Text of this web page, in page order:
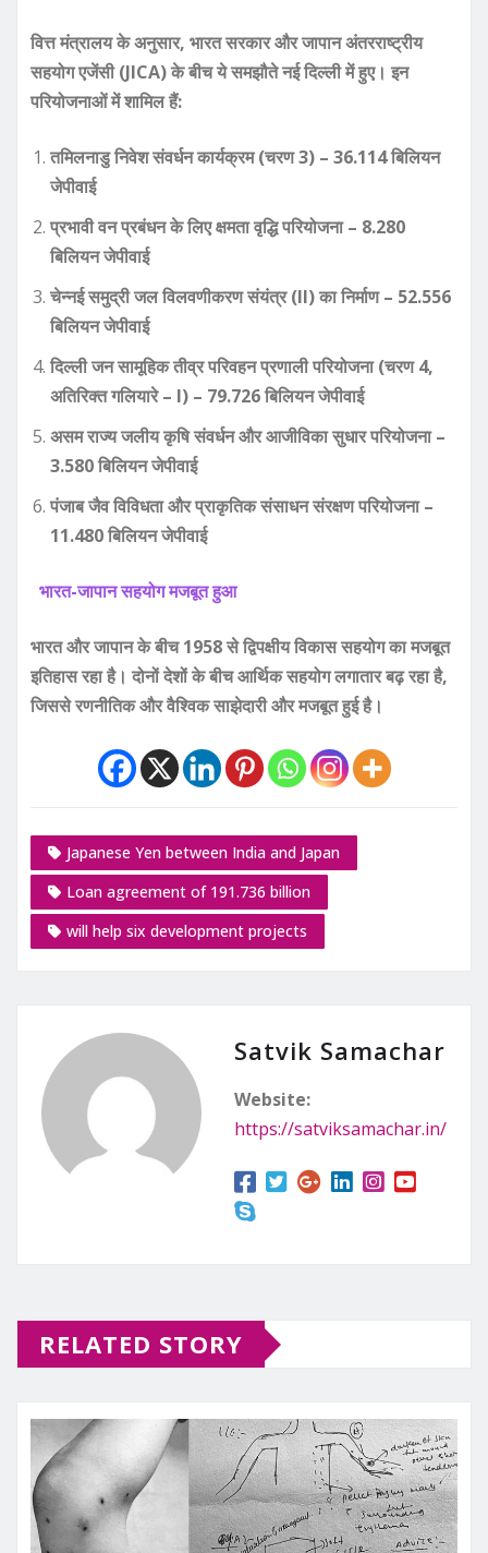
वित्त मंत्रालय के अनुसार, भारत सरकार और जापान अंतरराष्ट्रीय
सहयोग एजेंसी (JICA) के बीच ये समझौते नई दिल्ली में हुए। इन
परियोजनाओं में शामिल हैं:
तमिलनाडु निवेश संवर्धन कार्यक्रम (चरण 3) – 36.114 बिलियन
जेपीवाई
प्रभावी वन प्रबंधन के लिए क्षमता वृद्धि परियोजना – 8.280
बिलियन जेपीवाई
चेन्नई समुद्री जल विलवणीकरण संयंत्र (II) का निर्माण – 52.556
बिलियन जेपीवाई
दिल्ली जन सामूहिक तीव्र परिवहन प्रणाली परियोजना (चरण 4,
अतिरिक्त गलियारे – I) – 79.726 बिलियन जेपीवाई
असम राज्य जलीय कृषि संवर्धन और आजीविका सुधार परियोजना –
3.580 बिलियन जेपीवाई
पंजाब जैव विविधता और प्राकृतिक संसाधन संरक्षण परियोजना –
11.480 बिलियन जेपीवाई
भारत-जापान सहयोग मजबूत हुआ
भारत और जापान के बीच 1958 से द्विपक्षीय विकास सहयोग का मजबूत
इतिहास रहा है। दोनों देशों के बीच आर्थिक सहयोग लगातार बढ़ रहा है,
जिससे रणनीतिक और वैश्विक साझेदारी और मजबूत हुई है।
Japanese Yen between India and Japan
Loan agreement of 191.736 billion
will help six development projects
Satvik Samachar
Website:
https://satviksamachar.in/
RELATED STORY